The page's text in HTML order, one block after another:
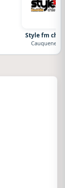
Style fm chile
Cauquenes